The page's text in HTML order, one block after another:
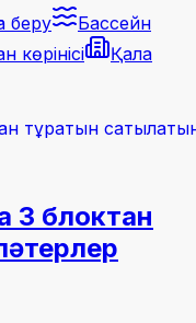
беру
Бассейн
көрінісі
Қала
3 блоктан